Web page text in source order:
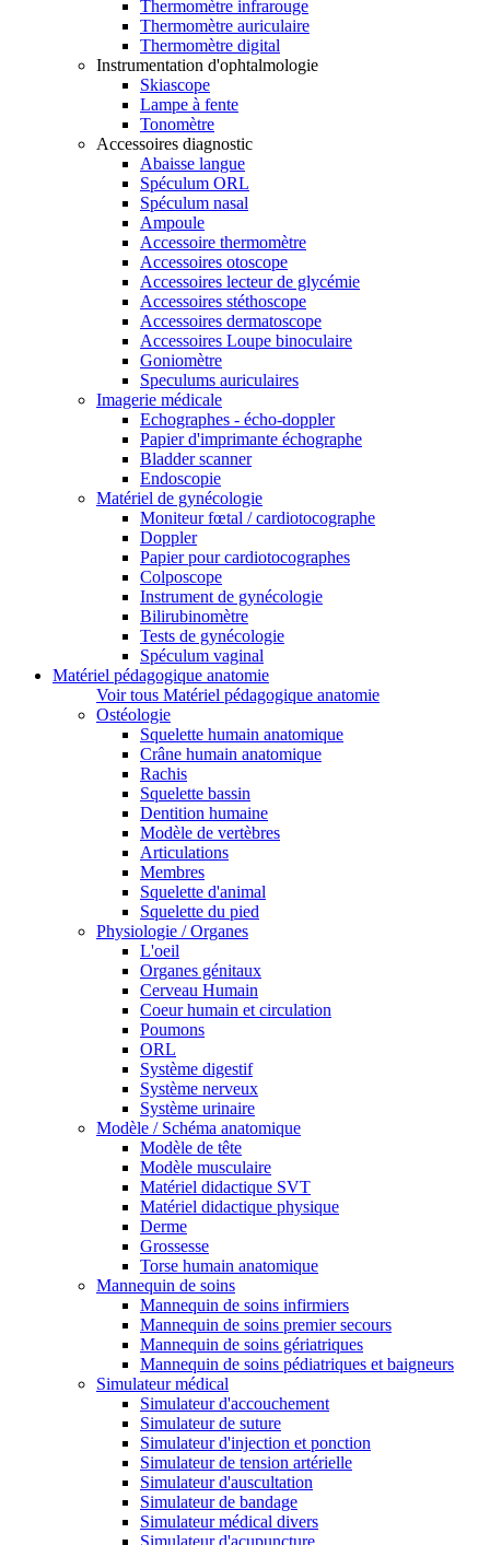
Thermomètre infrarouge
Thermomètre auriculaire
Thermomètre digital
Instrumentation d'ophtalmologie
Skiascope
Lampe à fente
Tonomètre
Accessoires diagnostic
Abaisse langue
Spéculum ORL
Spéculum nasal
Ampoule
Accessoire thermomètre
Accessoires otoscope
Accessoires lecteur de glycémie
Accessoires stéthoscope
Accessoires dermatoscope
Accessoires Loupe binoculaire
Goniomètre
Speculums auriculaires
Imagerie médicale
Echographes - écho-doppler
Papier d'imprimante échographe
Bladder scanner
Endoscopie
Matériel de gynécologie
Moniteur fœtal / cardiotocographe
Doppler
Papier pour cardiotocographes
Colposcope
Instrument de gynécologie
Bilirubinomètre
Tests de gynécologie
Spéculum vaginal
Matériel pédagogique anatomie
Voir tous Matériel pédagogique anatomie
Ostéologie
Squelette humain anatomique
Crâne humain anatomique
Rachis
Squelette bassin
Dentition humaine
Modèle de vertèbres
Articulations
Membres
Squelette d'animal
Squelette du pied
Physiologie / Organes
L'oeil
Organes génitaux
Cerveau Humain
Coeur humain et circulation
Poumons
ORL
Système digestif
Système nerveux
Système urinaire
Modèle / Schéma anatomique
Modèle de tête
Modèle musculaire
Matériel didactique SVT
Matériel didactique physique
Derme
Grossesse
Torse humain anatomique
Mannequin de soins
Mannequin de soins infirmiers
Mannequin de soins premier secours
Mannequin de soins gériatriques
Mannequin de soins pédiatriques et baigneurs
Simulateur médical
Simulateur d'accouchement
Simulateur de suture
Simulateur d'injection et ponction
Simulateur de tension artérielle
Simulateur d'auscultation
Simulateur de bandage
Simulateur médical divers
Simulateur d'acupuncture